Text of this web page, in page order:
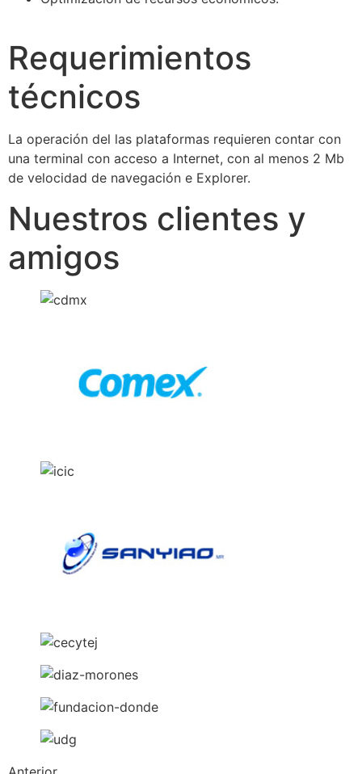
Requerimientos
técnicos
La operación del las plataformas requieren contar con
una terminal con acceso a Internet, con al menos 2 Mb
de velocidad de navegación e Explorer.
Nuestros clientes y
amigos